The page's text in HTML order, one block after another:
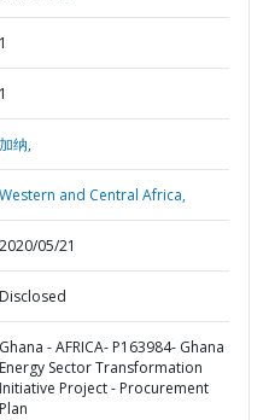
1
1
加纳,
Western and Central Africa,
2020/05/21
Disclosed
Ghana - AFRICA- P163984- Ghana
Energy Sector Transformation
Initiative Project - Procurement
Plan